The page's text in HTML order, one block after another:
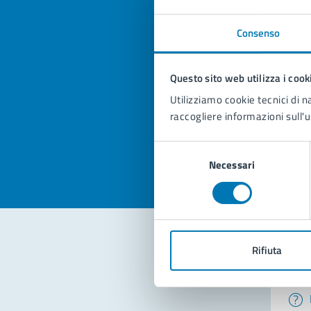
Consenso
Questo sito web utilizza i
Utilizziamo cookie tecnici di
raccogliere informazioni
Necessari
Rifiuta
Valuta